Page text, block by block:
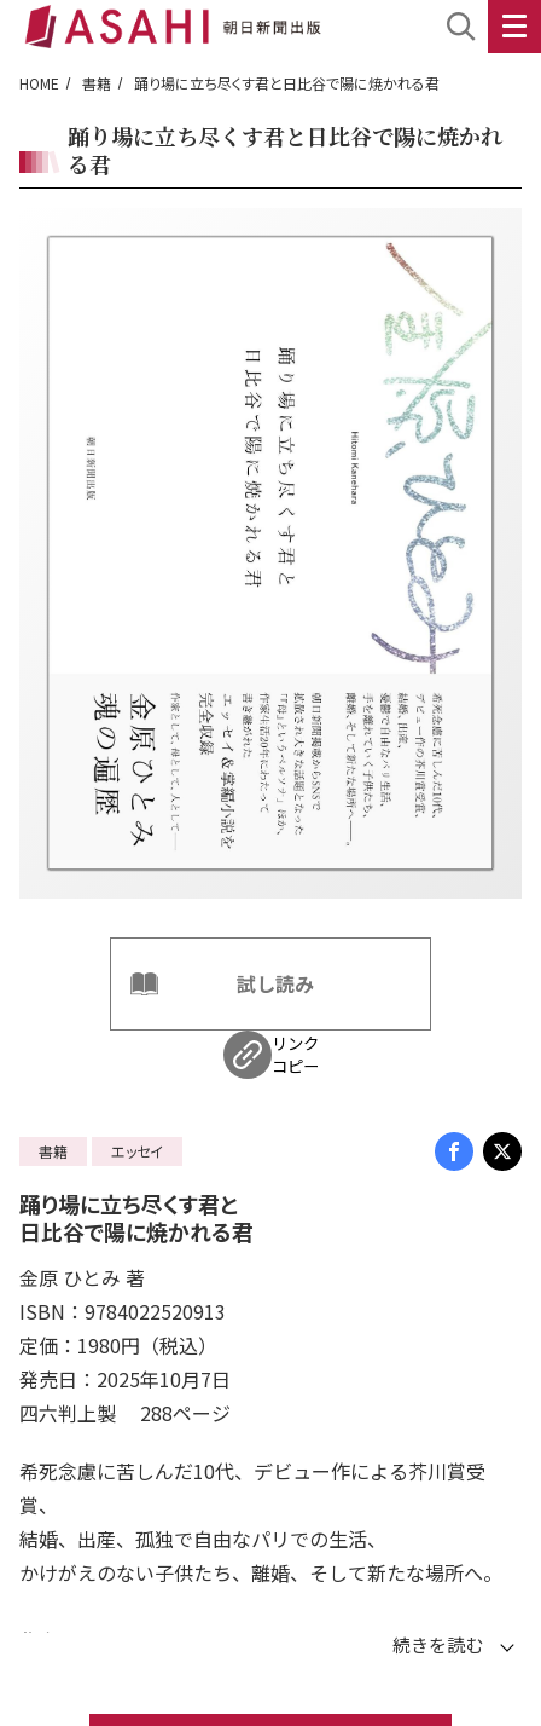
HOME 書籍 踊り場に立ち尽くす君と日比谷で陽に焼かれる君
踊り場に立ち尽くす君と日比谷で陽に焼かれ
る君
試し読み
リンク
コピー
書籍 エッセイ
踊り場に立ち尽くす君と
日比谷で陽に焼かれる君
金原 ひとみ 著
ISBN：9784022520913
定価：1980円（税込）
発売日：2025年10月7日
四六判上製 288ページ
希死念慮に苦しんだ10代、デビュー作による芥川賞受
賞、
結婚、出産、孤独で自由なパリでの生活、
かけがえのない子供たち、離婚、そして新たな場所へ。
作家として、母として、個人として――